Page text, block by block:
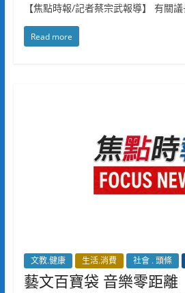
【焦點時報/記者蔡宗武報導】 有關
Read more
文教.健康 生活.消費 社會 . 頭條
藝文百寶袋 音樂零距離